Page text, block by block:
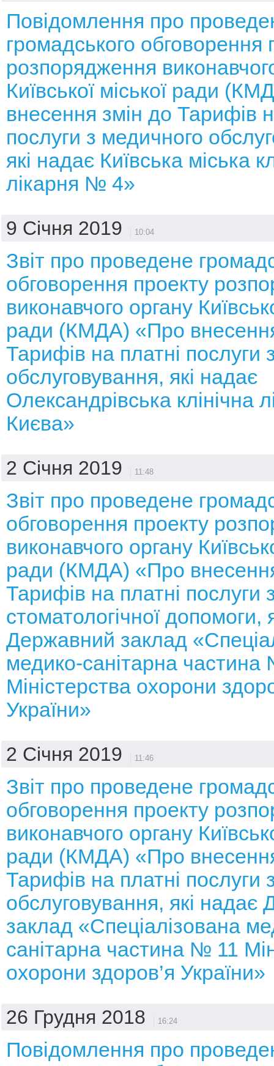
Повідомлення про
громадського обговорення
розпорядження
Київської міської ради
внесення змін до Тарифів
послуги з медичного
які надає Київська міська
лікарня № 4»
9 Січня 2019 10:04
Звіт про проведене
обговорення проекту
виконавчого органу
ради (КМДА) «Про
Тарифів на платні послуги
обслуговування, які надає
Олександрівська клінічна
Києва»
2 Січня 2019 11:48
Звіт про проведене
обговорення проекту
виконавчого органу
ради (КМДА) «Про
Тарифів на платні послуги
стоматологічної допомоги,
Державний заклад
медико-санітарна
Міністерства охорони
України»
2 Січня 2019 11:46
Звіт про проведене
обговорення проекту
виконавчого органу
ради (КМДА) «Про
Тарифів на платні послуги
обслуговування, які надає
заклад «Спеціалізована
санітарна частина № 11
охорони здоров’я України»
26 Грудня 2018 16:24
Повідомлення про